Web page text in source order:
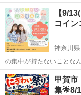
て、モーターが…
東京 杉並区 東
【9/
コイン
神奈川
の集中が持たないことな
くれることを第一に…
神奈川 横浜市 二
甲賀市
集🌟8/